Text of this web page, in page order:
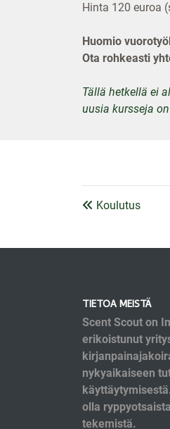
Hinta 120 euroa
Huomio
Ota rohkeasti
Tällä hetkellä ei
uusia kursseja
Koulutus
TIETOA MEISTÄ
Scent Scout on
erikoistunut
nykyaikaiseen
olla
tekemistä.